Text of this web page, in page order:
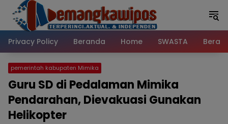
Langsung
konten
Privacy Policy
Beranda Home SWASTA
pemerintah kabupaten Mimika
Guru SD di Pedalaman Mimika
Pendarahan, Dievakuasi Gunakan
Helikopter